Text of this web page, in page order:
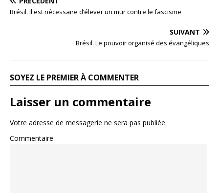
Brésil. Il est nécessaire d’élever un mur contre le fascisme
SUIVANT
Brésil. Le pouvoir organisé des évangéliques
SOYEZ LE PREMIER À COMMENTER
Laisser un commentaire
Votre adresse de messagerie ne sera pas publiée.
Commentaire